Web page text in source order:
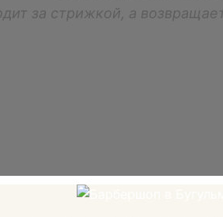
за стрижкой, а